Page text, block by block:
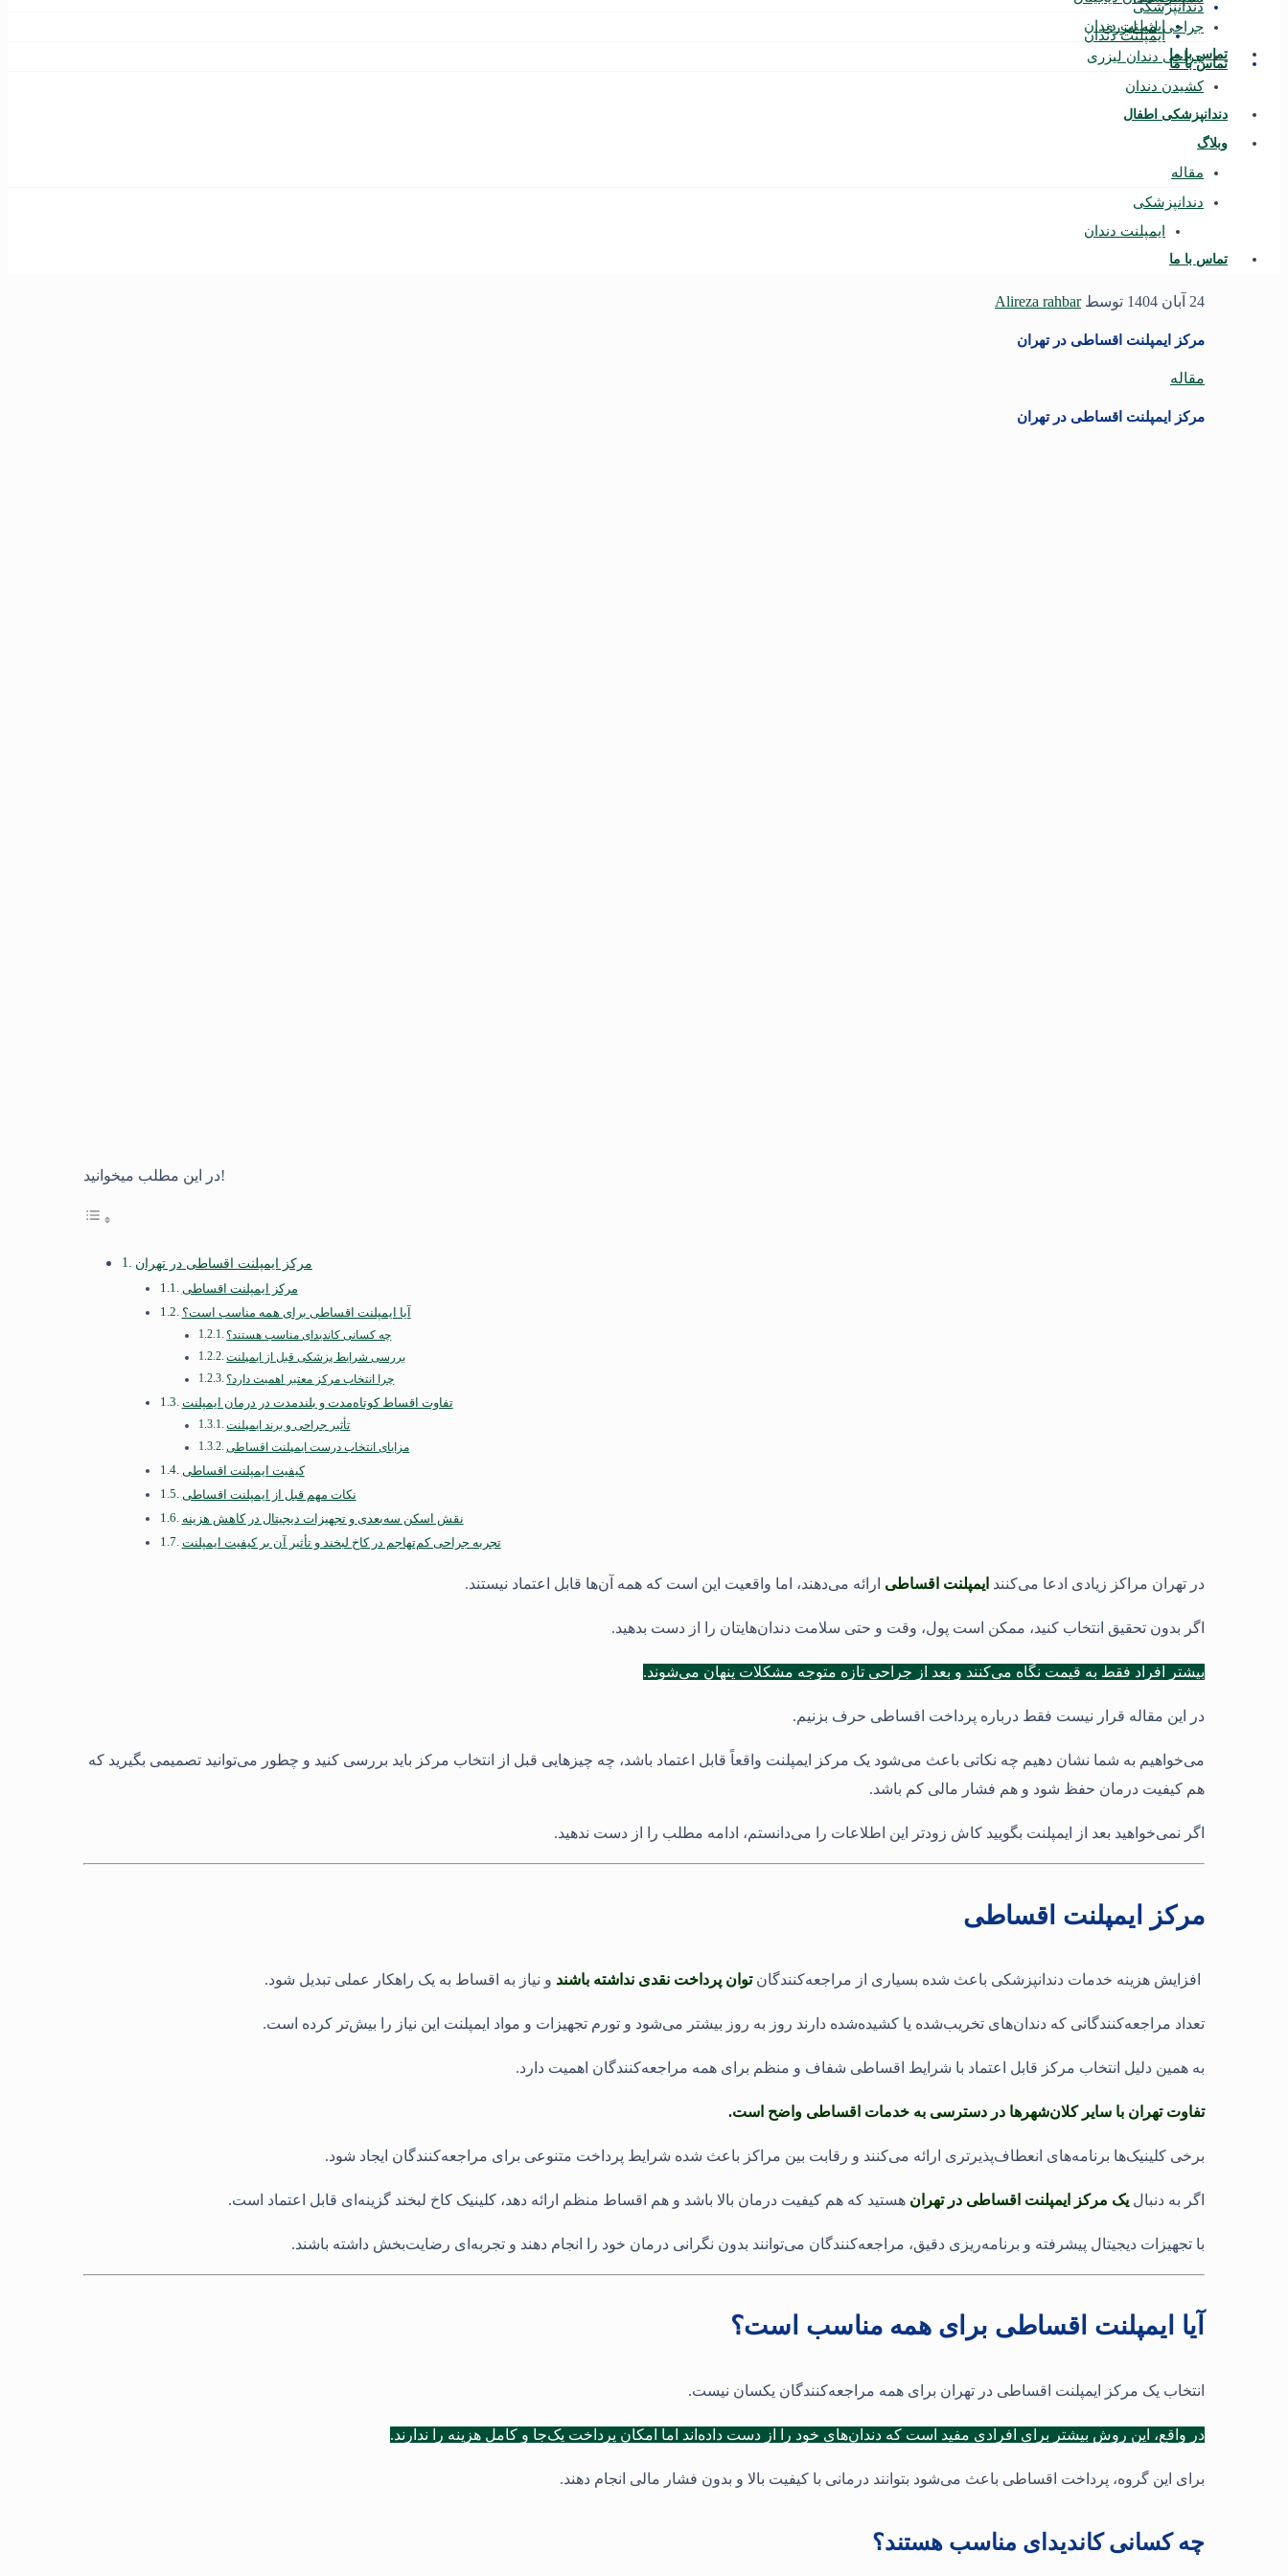
دندانپزشکی
ایمپلنت دندان
تماس با ما
ایمپلنت دندان
تماس با ما
جراحی لثه لیزری
جراحی دندان لیزری
کشیدن دندان
دندانپزشکی اطفال
وبلاگ
مقاله
دندانپزشکی
ایمپلنت دندان
تماس با ما
24 آبان 1404 توسطAlireza rahbar
مرکز ایمپلنت اقساطی در تهران
مقاله
مرکز ایمپلنت اقساطی در تهران
در این مطلب میخوانید!
مرکز ایمپلنت اقساطی در تهران
مرکز ایمپلنت اقساطی
آیا ایمپلنت اقساطی برای همه مناسب است؟
چه کسانی کاندیدای مناسب هستند؟
بررسی شرایط پزشکی قبل از ایمپلنت
چرا انتخاب مرکز معتبر اهمیت دارد؟
تفاوت اقساط کوتاه‌مدت و بلندمدت در درمان ایمپلنت
تأثیر جراحی و برند ایمپلنت
مزایای انتخاب درست ایمپلنت اقساطی
کیفیت ایمپلنت اقساطی
نکات مهم قبل از ایمپلنت اقساطی
نقش اسکن سه‌بعدی و تجهیزات دیجیتال در کاهش هزینه
تجربه جراحی کم‌تهاجم در کاخ لبخند و تأثیر آن بر کیفیت ایمپلنت
در تهران مراکز زیادی ادعا می‌کنند ایمپلنت اقساطی ارائه می‌دهند، اما واقعیت این است که همه آن‌ها قابل اعتماد نیستند.
اگر بدون تحقیق انتخاب کنید، ممکن است پول، وقت و حتی سلامت دندان‌هایتان را از دست بدهید.
بیشتر افراد فقط به قیمت نگاه می‌کنند و بعد از جراحی تازه متوجه مشکلات پنهان می‌شوند.
در این مقاله قرار نیست فقط درباره پرداخت اقساطی حرف بزنیم.
می‌خواهیم به شما نشان دهیم چه نکاتی باعث می‌شود یک مرکز ایمپلنت واقعاً قابل اعتماد باشد، چه چیزهایی قبل از انتخاب مرکز باید بررسی کنید و چطور می‌توانید تصمیمی بگیرید که
هم کیفیت درمان حفظ شود و هم فشار مالی کم باشد.
اگر نمی‌خواهید بعد از ایمپلنت بگویید کاش زودتر این اطلاعات را می‌دانستم، ادامه مطلب را از دست ندهید.
مرکز ایمپلنت اقساطی
افزایش هزینه خدمات دندانپزشکی باعث شده بسیاری از مراجعه‌کنندگان توان پرداخت نقدی نداشته باشند و نیاز به اقساط به یک راهکار عملی تبدیل شود.
تعداد مراجعه‌کنندگانی که دندان‌های تخریب‌شده یا کشیده‌شده دارند روز به روز بیشتر می‌شود و تورم تجهیزات و مواد ایمپلنت این نیاز را بیش‌تر کرده است.
به همین دلیل انتخاب مرکز قابل اعتماد با شرایط اقساطی شفاف و منظم برای همه مراجعه‌کنندگان اهمیت دارد.
تفاوت تهران با سایر کلان‌شهرها در دسترسی به خدمات اقساطی واضح است.
برخی کلینیک‌ها برنامه‌های انعطاف‌پذیرتری ارائه می‌کنند و رقابت بین مراکز باعث شده شرایط پرداخت متنوعی برای مراجعه‌کنندگان ایجاد شود.
اگر به دنبال یک مرکز ایمپلنت اقساطی در تهران هستید که هم کیفیت درمان بالا باشد و هم اقساط منظم ارائه دهد، کلینیک کاخ لبخند گزینه‌ای قابل اعتماد است.
با تجهیزات دیجیتال پیشرفته و برنامه‌ریزی دقیق، مراجعه‌کنندگان می‌توانند بدون نگرانی درمان خود را انجام دهند و تجربه‌ای رضایت‌بخش داشته باشند.
آیا ایمپلنت اقساطی برای همه مناسب است؟
انتخاب یک مرکز ایمپلنت اقساطی در تهران برای همه مراجعه‌کنندگان یکسان نیست.
در واقع، این روش بیشتر برای افرادی مفید است که دندان‌های خود را از دست داده‌اند اما امکان پرداخت یک‌جا و کامل هزینه را ندارند.
برای این گروه، پرداخت اقساطی باعث می‌شود بتوانند درمانی با کیفیت بالا و بدون فشار مالی انجام دهند.
چه کسانی کاندیدای مناسب هستند؟